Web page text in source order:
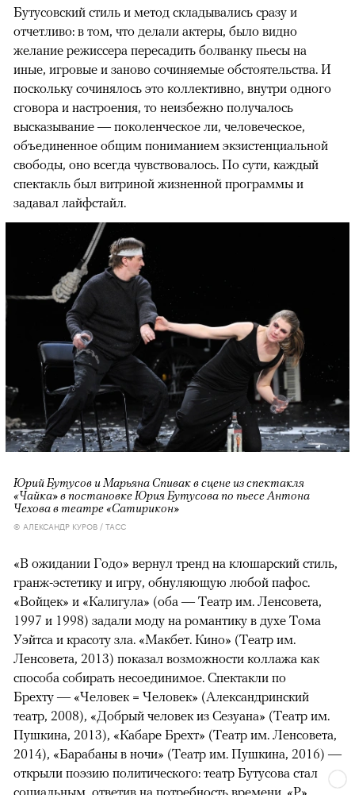
Бутусовский стиль и метод складывались сразу и
отчетливо: в том, что делали актеры, было видно
желание режиссера пересадить болванку пьесы на
иные, игровые и заново сочиняемые обстоятельства. И
поскольку сочинялось это коллективно, внутри одного
сговора и настроения, то неизбежно получалось
высказывание — поколенческое ли, человеческое,
объединенное общим пониманием экзистенциальной
свободы, оно всегда чувствовалось. По сути, каждый
спектакль был витриной жизненной программы и
задавал лайфстайл.
Юрий Бутусов и Марьяна Спивак в сцене из спектакля
«Чайка» в постановке Юрия Бутусова по пьесе Антона
Чехова в театре «Сатирикон»
© АЛЕКСАНДР КУРОВ / ТАСС
«В ожидании Годо» вернул тренд на клошарский стиль,
гранж-эстетику и игру, обнуляющую любой пафос.
«Войцек» и «Калигула» (оба — Театр им. Ленсовета,
1997 и 1998) задали моду на романтику в духе Тома
Уэйтса и красоту зла. «Макбет. Кино» (Театр им.
Ленсовета, 2013) показал возможности коллажа как
способа собирать несоединимое. Спектакли по
Брехту — «Человек = Человек» (Александринский
театр, 2008), «Добрый человек из Сезуана» (Театр им.
Пушкина, 2013), «Кабаре Брехт» (Театр им. Ленсовета,
2014), «Барабаны в ночи» (Театр им. Пушкина, 2016) —
открыли поэзию политического: театр Бутусова стал
социальным, ответив на потребность времени. «Р»